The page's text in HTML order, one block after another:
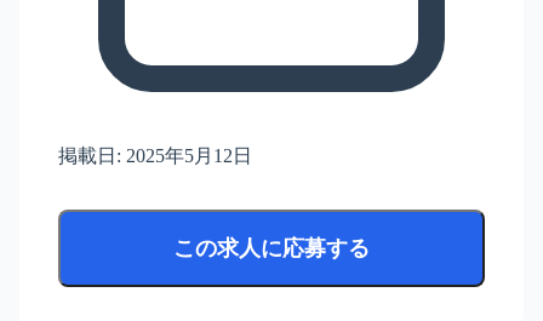
掲載日: 2025年5月12日
この求人に応募する